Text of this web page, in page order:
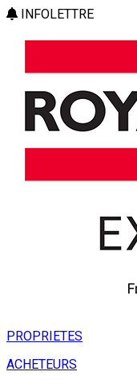
INFOLETTRE
PROPRIETES
ACHETEURS